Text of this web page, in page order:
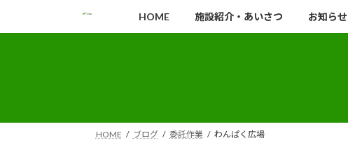
キ
に
HOME 施設紹介・あいさつ お知らせ
HOME ブログ 委託作業 わんぱく広場